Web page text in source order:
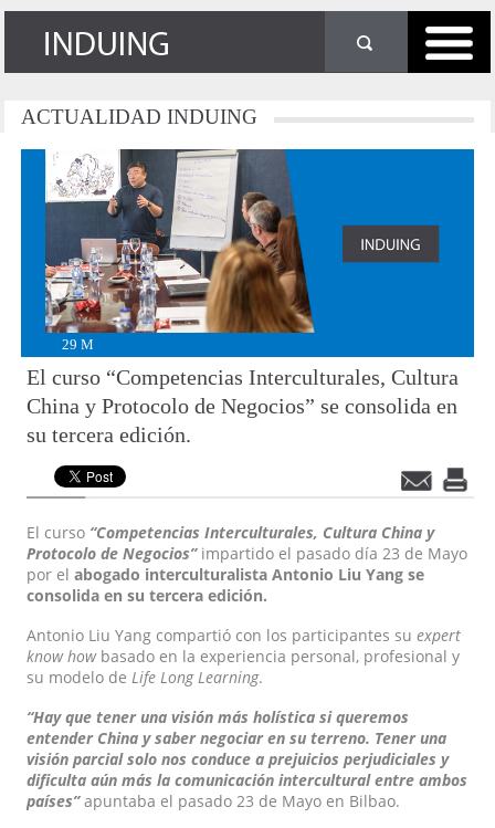
ACTUALIDAD INDUING
29 M
El curso “Competencias Interculturales, Cultura
China y Protocolo de Negocios” se consolida en
su tercera edición.
El curso “Competencias Interculturales, Cultura China y
Protocolo de Negocios”impartido el pasado día 23 de Mayo
por elabogado interculturalista Antonio Liu Yang se
consolida en su tercera edición.
Antonio Liu Yang compartió con los participantes suexpert
know how basado en la experiencia personal, profesional y
su modelo deLife Long Learning.
“Hay que tener una visión más holística si queremos
entender China y saber negociar en su terreno. Tener una
visión parcial solo nos conduce a prejuicios perjudiciales y
dificulta aún más la comunicación intercultural entre ambos
países”apuntaba el pasado 23 de Mayo en Bilbao.